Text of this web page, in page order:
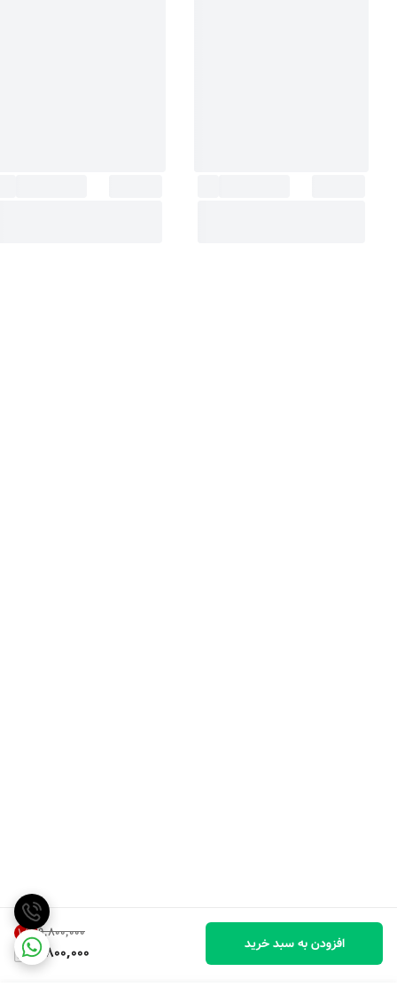
۹٬۸۰۰٬۰۰۰ 10%
8,800,000 افزودن به سبد خرید